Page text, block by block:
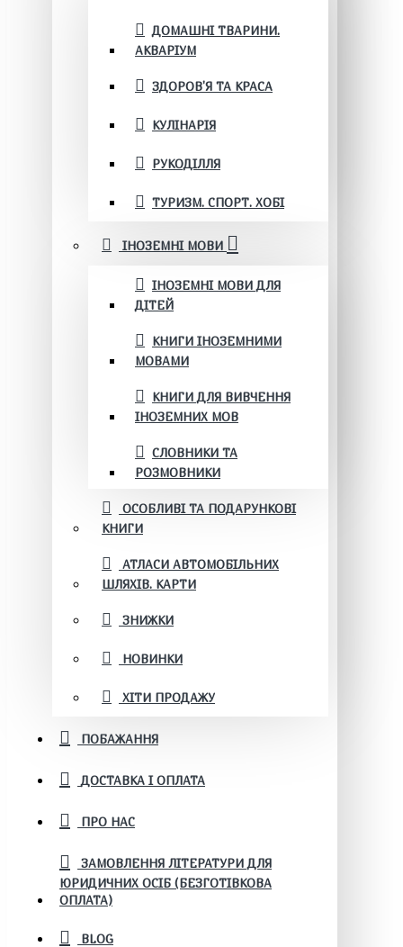
ДОМАШНІ ТВАРИНИ.
АКВАРІУМ
ЗДОРОВ'Я ТА КРАСА
КУЛІНАРІЯ
РУКОДІЛЛЯ
ТУРИЗМ. СПОРТ. ХОБІ
ІНОЗЕМНІ МОВИ
ІНОЗЕМНІ МОВИ ДЛЯ
ДІТЕЙ
КНИГИ ІНОЗЕМНИМИ
МОВАМИ
КНИГИ ДЛЯ ВИВЧЕННЯ
ІНОЗЕМНИХ МОВ
СЛОВНИКИ ТА
РОЗМОВНИКИ
ОСОБЛИВІ ТА ПОДАРУНКОВІ
КНИГИ
АТЛАСИ АВТОМОБІЛЬНИХ
ШЛЯХІВ. КАРТИ
ЗНИЖКИ
НОВИНКИ
ХІТИ ПРОДАЖУ
ПОБАЖАННЯ
ДОСТАВКА І ОПЛАТА
ПРО НАС
ЗАМОВЛЕННЯ ЛІТЕРАТУРИ ДЛЯ
ЮРИДИЧНИХ ОСІБ (БЕЗГОТІВКОВА
ОПЛАТА)
BLOG